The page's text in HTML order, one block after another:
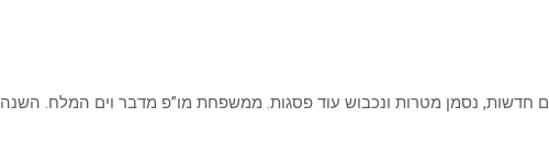
חדשות, נסמן מטרות ונכבוש עוד פסגות. ממשפחת מו”פ מדבר וים המלח. השנה